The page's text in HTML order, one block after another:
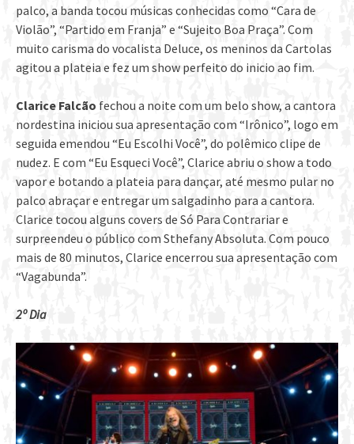
palco, a banda tocou músicas conhecidas como “Cara de
Violão”, “Partido em Franja” e “Sujeito Boa Praça”. Com
muito carisma do vocalista Deluce, os meninos da Cartolas
agitou a plateia e fez um show perfeito do inicio ao fim.
Clarice Falcão fechou a noite com um belo show, a cantora
nordestina iniciou sua apresentação com “Irônico”, logo em
seguida emendou “Eu Escolhi Você”, do polêmico clipe de
nudez. E com “Eu Esqueci Você”, Clarice abriu o show a todo
vapor e botando a plateia para dançar, até mesmo pular no
palco abraçar e entregar um salgadinho para a cantora.
Clarice tocou alguns covers de Só Para Contrariar e
surpreendeu o público com Sthefany Absoluta. Com pouco
mais de 80 minutos, Clarice encerrou sua apresentação com
“Vagabunda”.
2º Dia